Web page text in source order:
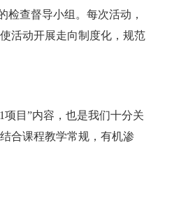
检查督导小组。每次活动，
活动开展走向制度化，规范
项目”内容，也是我们十分关
合课程教学常规，有机渗